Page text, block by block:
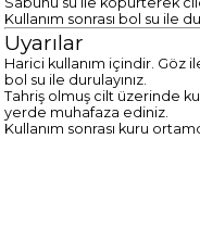
Kullanım sonrası bol su ile
Uyarılar
Harici kullanım içindir. Göz
bol su ile durulayınız.
Tahriş olmuş cilt üzerinde
yerde muhafaza ediniz.
Kullanım sonrası kuru